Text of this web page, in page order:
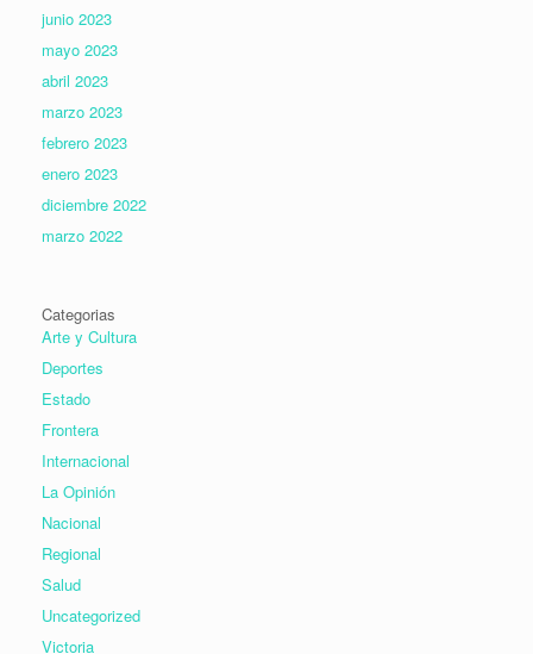
junio 2023
mayo 2023
abril 2023
marzo 2023
febrero 2023
enero 2023
diciembre 2022
marzo 2022
Categorias
Arte y Cultura
Deportes
Estado
Frontera
Internacional
La Opinión
Nacional
Regional
Salud
Uncategorized
Victoria